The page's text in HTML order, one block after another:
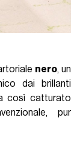
nero, un
dai brillanti
così catturato
pur